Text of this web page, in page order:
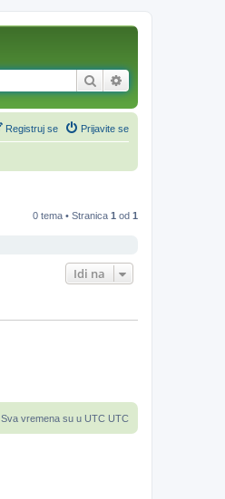
Pretraga
Prijavite se
Registruj se
0 tema • Stranica 1 od 1
Idi na
Sva vremena su u UTC UTC